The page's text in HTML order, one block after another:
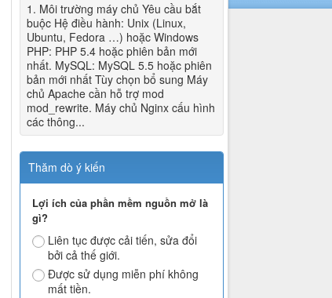
1. Môi trường máy chủ Yêu cầu bắt
buộc Hệ điều hành: Unix (Linux,
Ubuntu, Fedora …) hoặc Windows
PHP: PHP 5.4 hoặc phiên bản mới
nhất. MySQL: MySQL 5.5 hoặc phiên
bản mới nhất Tùy chọn bổ sung Máy
chủ Apache cần hỗ trợ mod
mod_rewrite. Máy chủ Nginx cấu hình
các thông...
Thăm dò ý kiến
Lợi ích của phần mềm nguồn mở là
gì?
Liên tục được cải tiến, sửa đổi
bởi cả thế giới.
Được sử dụng miễn phí không
mất tiền.